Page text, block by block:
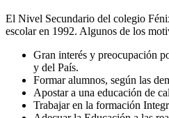
El Nivel Secundario del colegio
escolar en 1992. Algunos de los
Gran interés y preocupación
y del País.
Formar alumnos, según las
Apostar a una educación de
Trabajar en la formación